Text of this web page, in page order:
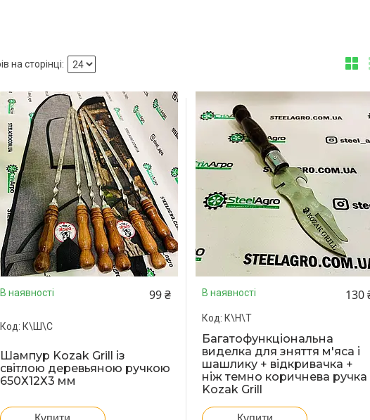
В наявності 99 ₴
К\Ш\С
Шампур Kozak Grill із
світлою деревьяною ручкою
650Х12Х3 мм
В наявності 130
К\Н\Т
Багатофункціональна
виделка для зняття м'яса і
шашлику + відкривачка +
ніж темно коричнева ручка
Kozak Grill